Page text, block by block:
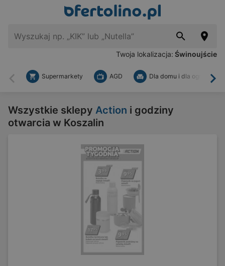
Twoja lokalizacja: Świnoujście
Wstecz
Supermarkety AGD Dla domu i dla ogrodu
Wszystkie sklepy Action i godziny
otwarcia w Koszalin